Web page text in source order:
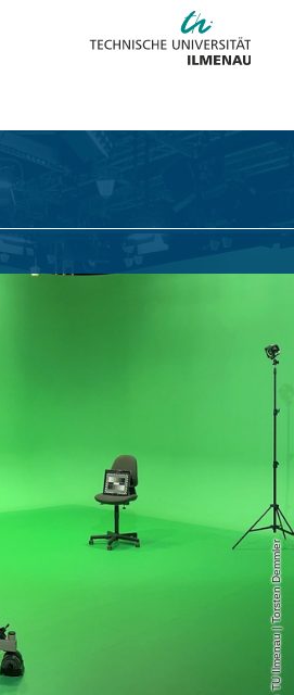
TU Ilmenau | Torsten Demmler